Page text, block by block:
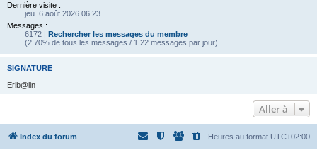
Dernière visite :
jeu. 6 août 2026 06:23
Messages :
6172 | Rechercher les messages du membre
(2.70% de tous les messages / 1.22 messages par jour)
SIGNATURE
Erib@lin
Aller à
Index du forum Heures au format UTC+02:00